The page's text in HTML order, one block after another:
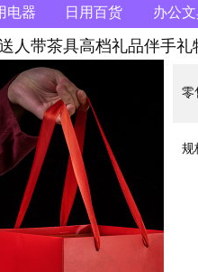
电器 日用百货 办公
人带茶具高档礼品伴手礼
零
规